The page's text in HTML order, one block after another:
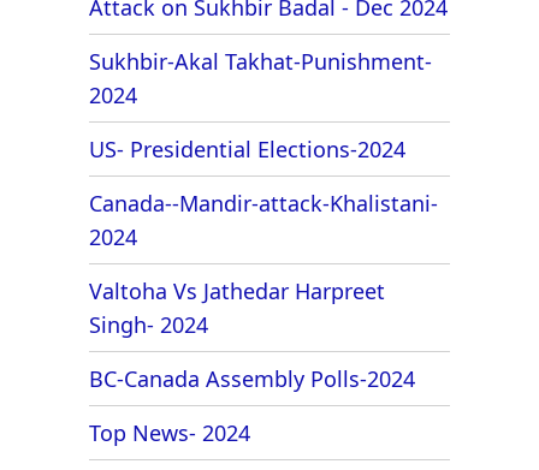
Attack on Sukhbir Badal - Dec 2024
Sukhbir-Akal Takhat-Punishment-
2024
US- Presidential Elections-2024
Canada--Mandir-attack-Khalistani-
2024
Valtoha Vs Jathedar Harpreet
Singh- 2024
BC-Canada Assembly Polls-2024
Top News- 2024